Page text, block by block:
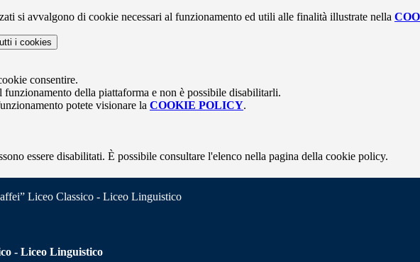
si avvalgono di cookie necessari al funzionamento ed utili alle finalità illustrate nella
i cookies
consentire.
della piattaforma e non è possibile disabilitarli.
potete visionare la COOKIE POLICY.
essere disabilitati. È possibile consultare l'elenco nella pagina della cookie policy.
Liceo Classico - Liceo Linguistico
- Liceo Linguistico